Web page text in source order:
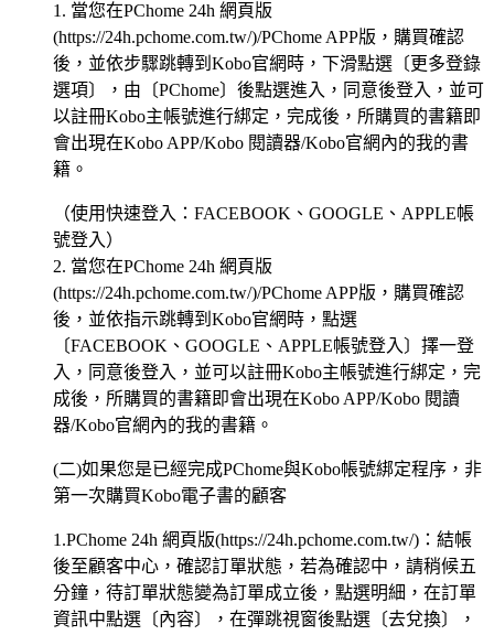
1. 當您在PChome 24h 網頁版
(https://24h.pchome.com.tw/)/PChome APP版，購買確認
後，並依步驟跳轉到Kobo官網時，下滑點選〔更多登錄
選項〕，由〔PChome〕後點選進入，同意後登入，並可
以註冊Kobo主帳號進行綁定，完成後，所購買的書籍即
會出現在Kobo APP/Kobo 閱讀器/Kobo官網內的我的書
籍。
（使用快速登入：FACEBOOK、GOOGLE、APPLE帳
號登入）
2. 當您在PChome 24h 網頁版
(https://24h.pchome.com.tw/)/PChome APP版，購買確認
後，並依指示跳轉到Kobo官網時，點選
〔FACEBOOK、GOOGLE、APPLE帳號登入〕擇一登
入，同意後登入，並可以註冊Kobo主帳號進行綁定，完
成後，所購買的書籍即會出現在Kobo APP/Kobo 閱讀
器/Kobo官網內的我的書籍。
(二)如果您是已經完成PChome與Kobo帳號綁定程序，非
第一次購買Kobo電子書的顧客
1.PChome 24h 網頁版(https://24h.pchome.com.tw/)：結帳
後至顧客中心，確認訂單狀態，若為確認中，請稍候五
分鐘，待訂單狀態變為訂單成立後，點選明細，在訂單
資訊中點選〔內容〕，在彈跳視窗後點選〔去兌換〕，